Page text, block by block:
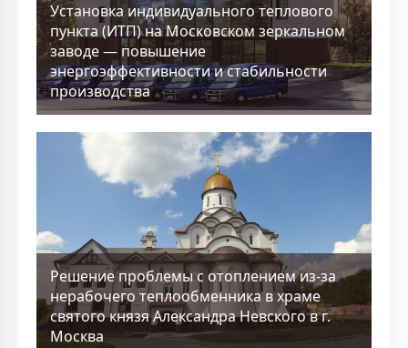
Установка индивидуального теплового
пункта (ИТП) на Московском зеркальном
заводе — повышение
энергоэффективности и стабильности
производства
Решение проблемы с отоплением из-за
нерабочего теплообменника в храме
святого князя Александра Невского в г.
Москва